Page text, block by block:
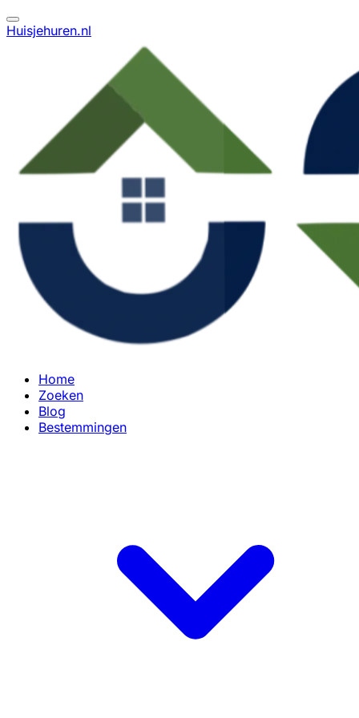
Huisjehuren.nl
Home
Zoeken
Blog
Bestemmingen